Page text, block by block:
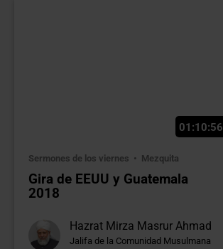
01:10:56
Sermones de los viernes Mezquita
Gira de EEUU y Guatemala
2018
Hazrat Mirza Masrur Ahmad
Jalifa de la Comunidad Musulmana